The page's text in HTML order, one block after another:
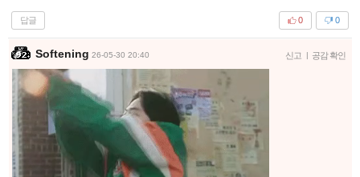
답글 0
0
Softening 26-05-30 20:40 신고 | 공감 확인